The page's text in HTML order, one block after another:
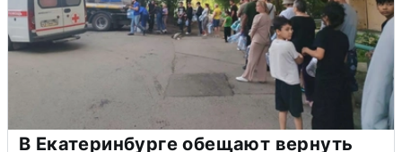
В Екатеринбурге обещают вернуть